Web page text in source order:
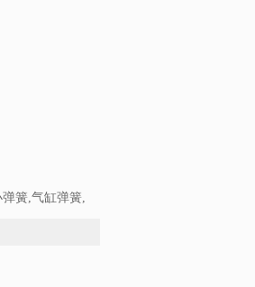
簧,气缸弹簧,